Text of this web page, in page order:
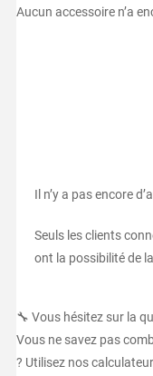
Aucun accessoire n’a
Il n’y a pas encore
Seuls les clients
ont la possibilité de
🔧 Vous hésitez sur la
Vous ne savez pas
? Utilisez nos